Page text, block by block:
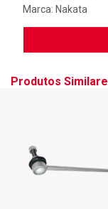
Marca: Nakata
Produtos